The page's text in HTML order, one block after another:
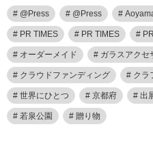
@Press @Press
PR TIMES PR TIMES
オーダーメイド ガラスアクセ
クラウドファンディング クラ
世界にひとつ 京都府 出
若泉公園 贈り物